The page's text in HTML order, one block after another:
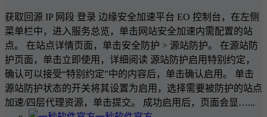
获取回源 IP 网段 登录 边缘安全加速平台 EO 控制台，在左侧
菜单栏中，进入服务总览，单击网站安全加速内需配置的站
点。 在站点详情页面，单击安全防护 > 源站防护。 在源站防
护页面，单击立即使用，详细阅读 源站防护启用特别约定，
确认可以接受“特别约定”中的内容后，单击确认启用。 单击
源站防护状态的开关将其设置为启用，选择需要被防护的站点
加速/四层代理资源，单击提交。 成功启用后，页面会显…...